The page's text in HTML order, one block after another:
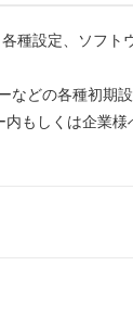
種設定、ソフト
の各種初期設
くは企業様へ